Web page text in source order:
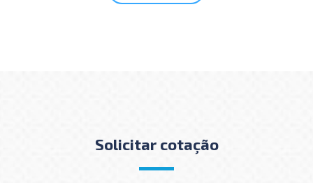
Solicitar cotação